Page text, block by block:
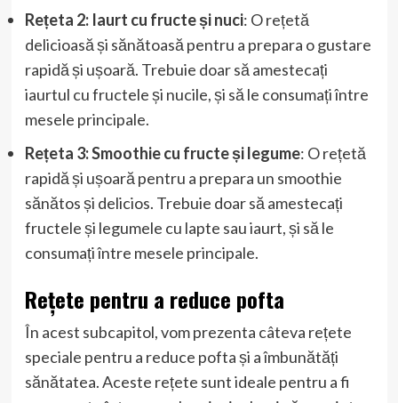
Rețeta 2: Iaurt cu fructe și nuci: O rețetă
delicioasă și sănătoasă pentru a prepara o gustare
rapidă și ușoară. Trebuie doar să amestecați
iaurtul cu fructele și nucile, și să le consumați între
mesele principale.
Rețeta 3: Smoothie cu fructe și legume: O rețetă
rapidă și ușoară pentru a prepara un smoothie
sănătos și delicios. Trebuie doar să amestecați
fructele și legumele cu lapte sau iaurt, și să le
consumați între mesele principale.
Rețete pentru a reduce pofta
În acest subcapitol, vom prezenta câteva rețete
speciale pentru a reduce pofta și a îmbunătăți
sănătatea. Aceste rețete sunt ideale pentru a fi